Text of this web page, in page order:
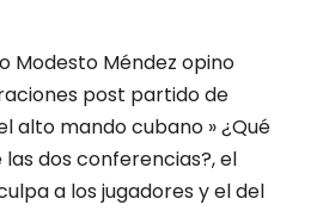
Modesto Méndez opino
post partido de
alto mando cubano » ¿Qué
dos conferencias?, el
a los jugadores y el del